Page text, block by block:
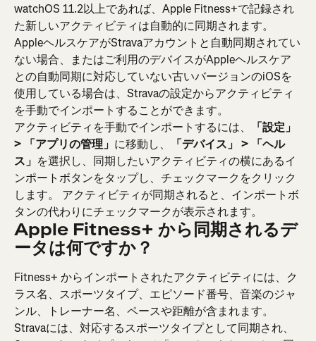
watchOS 11.2以上であれば、Apple Fitness+で記録され
た新しいアクティビティは自動的に同期されます。
AppleヘルスケアがStravaアカウントと自動同期されてい
ない場合、またはご利用のデバイスがAppleヘルスケア
との自動同期に対応していない古いバージョンのiOSを
使用している場合は、Stravaの設定からアクティビティ
を手動でインポートすることができます。
アクティビティを手動でインポートするには、
「設定」
> 「アプリの管理」 に移動し、
「デバイス」 > 「ヘル
ス」 を選択し、同期したいアクティビティの横にあるイ
ンポートボタンをタップし、チェックマークをクリック
します。 アクティビティが同期されると、インポートボ
タンの代わりにチェックマークが表示されます。
Apple Fitness+ から同期されるデ
ータは何ですか？
Fitness+ からインポートされたアクティビティには、ク
ラス名、スポーツタイプ、エピソード番号、音楽のジャ
ンル、トレーナー名、ペースや距離が含まれます。
Stravaには、対応するスポーツタイプとして同期され、